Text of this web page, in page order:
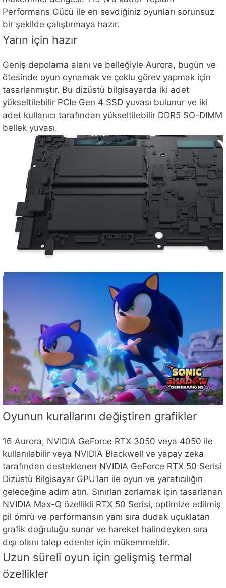
Performans Gücü ile en sevdiğiniz oyunları sorunsuz
bir şekilde çalıştırmaya hazır.
Yarın için hazır
Geniş depolama alanı ve belleğiyle Aurora, bugün ve
ötesinde oyun oynamak ve çoklu görev yapmak için
tasarlanmıştır. Bu dizüstü bilgisayarda iki adet
yükseltilebilir PCIe Gen 4 SSD yuvası bulunur ve iki
adet kullanıcı tarafından yükseltilebilir DDR5 SO-DIMM
bellek yuvası.
Oyunun kurallarını değiştiren grafikler
16 Aurora, NVIDIA GeForce RTX 3050 veya 4050 ile
kullanılabilir veya NVIDIA Blackwell ve yapay zeka
tarafından desteklenen NVIDIA GeForce RTX 50 Serisi
Dizüstü Bilgisayar GPU’ları ile oyun ve yaratıcılığın
geleceğine adım atın. Sınırları zorlamak için tasarlanan
NVIDIA Max-Q özellikli RTX 50 Serisi, optimize edilmiş
pil ömrü ve performansın yanı sıra dudak uçuklatan
grafik doğruluğu sunar ve hareket halindeyken sıra
dışı olanı talep edenler için mükemmeldir.
Uzun süreli oyun için gelişmiş termal
özellikler